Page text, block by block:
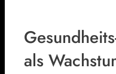
als